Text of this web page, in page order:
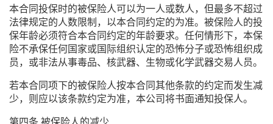
本合同投保时的被保险人可以为一人或数人，但最多不超过
法律规定的人数限制，以本合同约定的为准。被保险人的投
保年龄必须符合本合同约定的年龄要求。任何情形下，本保
险不承保任何国家或国际组织认定的恐怖分子或恐怖组织成
员，或非法从事毒品、核武器、生物或化学武器交易人员。
若本合同项下的被保险人按本合同其他条款的约定而发生减
少，则应以该条款约定为准，本公司将书面通知投保人。
第四条 被保险人的减少